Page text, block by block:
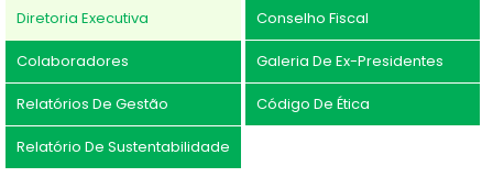
Diretoria Executiva Conselho Fiscal
Colaboradores Galeria De Ex-Presidentes
Relatórios De Gestão Código De Ética
Relatório De Sustentabilidade